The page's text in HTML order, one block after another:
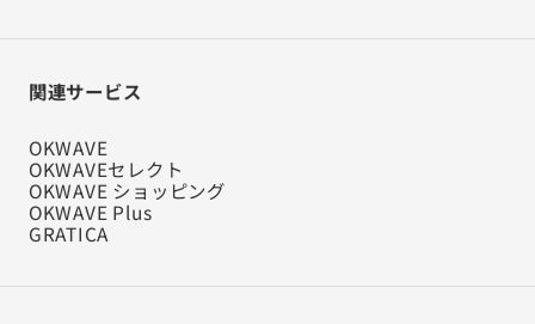
関連サービス
OKWAVE
OKWAVEセレクト
OKWAVE ショッピング
OKWAVE Plus
GRATICA